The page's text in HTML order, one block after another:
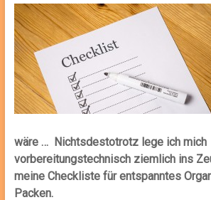
wäre … Nichtsdestotrotz lege ich mich
vorbereitungstechnisch ziemlich ins
meine Checkliste für entspanntes
Packen.